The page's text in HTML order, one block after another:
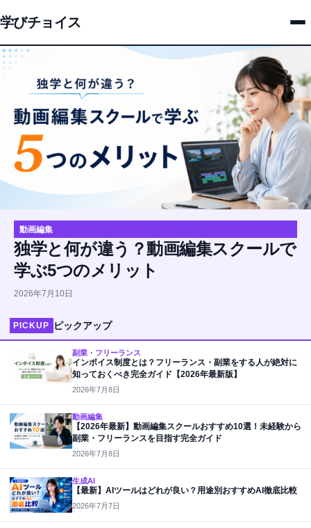
学びチョイス
動画編集
独学と何が違う？動画編集スクールで
学ぶ5つのメリット
2026年7月10日
PICKUP ピックアップ
副業・フリーランス
インボイス制度とは？フリーランス・副業をする人が絶対に
知っておくべき完全ガイド【2026年最新版】
2026年7月8日
動画編集
【2026年最新】動画編集スクールおすすめ10選！未経験から
副業・フリーランスを目指す完全ガイド
2026年7月8日
生成AI
【最新】AIツールはどれが良い？用途別おすすめAI徹底比較
2026年7月7日